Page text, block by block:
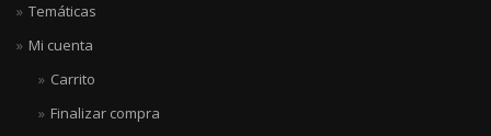
Temáticas
Mi cuenta
Carrito
Finalizar compra